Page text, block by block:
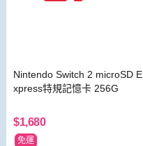
Nintendo Switch 2 microSD E
xpress特規記憶卡 256G
$1,680
免運